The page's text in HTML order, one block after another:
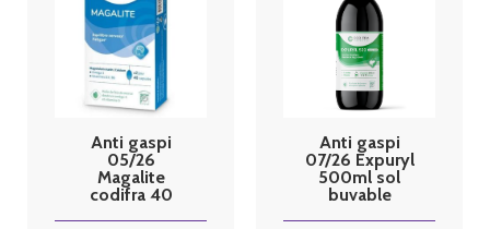
Anti gaspi
05/26
Magalite
codifra 40
Anti gaspi
07/26 Expuryl
500ml sol
buvable